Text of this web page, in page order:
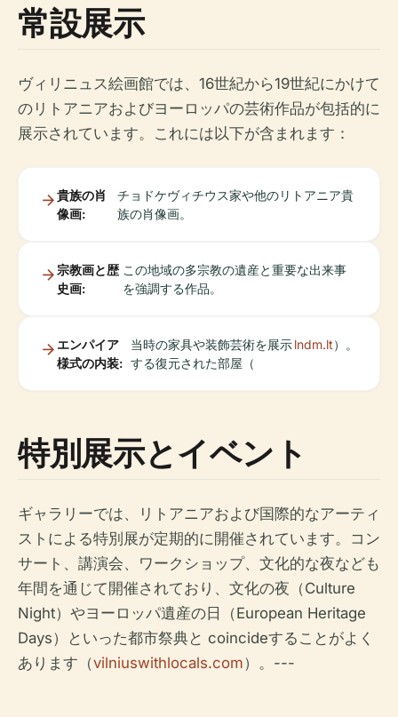
常設展示
ヴィリニュス絵画館では、16世紀から19世紀にかけて
のリトアニアおよびヨーロッパの芸術作品が包括的に
展示されています。これには以下が含まれます：
貴族の肖
像画:
チョドケヴィチウス家や他のリトアニア貴
族の肖像画。
宗教画と歴
史画:
この地域の多宗教の遺産と重要な出来事
を強調する作品。
エンパイア
様式の内装:
当時の家具や装飾芸術を展示
する復元された部屋（
lndm.lt）。
特別展示とイベント
ギャラリーでは、リトアニアおよび国際的なアーティ
ストによる特別展が定期的に開催されています。コン
サート、講演会、ワークショップ、文化的な夜なども
年間を通じて開催されており、文化の夜（Culture
Night）やヨーロッパ遺産の日（European Heritage
Days）といった都市祭典と coincideすることがよく
あります（vilniuswithlocals.com）。---